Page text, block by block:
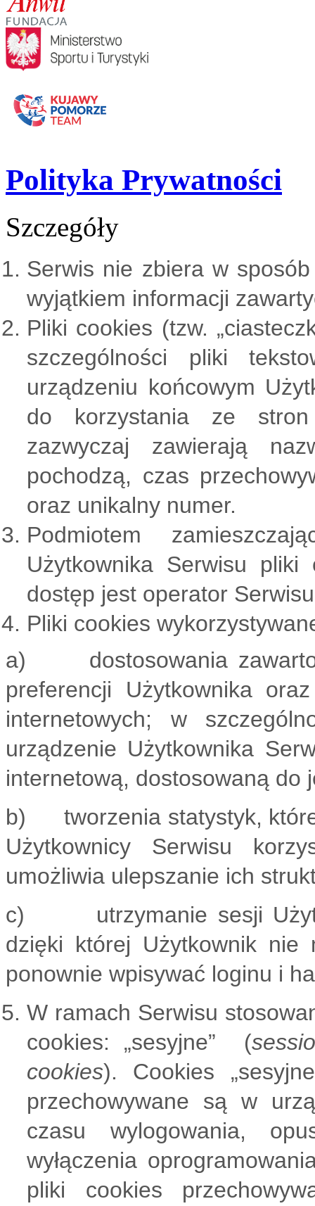
Polityka Prywatności
Szczegóły
Serwis nie zbiera w
wyjątkiem informacji
Pliki cookies (tzw.
szczególności pliki
urządzeniu końcowym
do korzystania ze stron
zazwyczaj zawierają
pochodzą, czas
oraz unikalny numer.
Podmiotem
Użytkownika Serwisu
dostęp jest operator
Pliki cookies
a) dostosowania
preferencji Użytkownika
internetowych; w
urządzenie Użytkownika
internetową, dostosowaną do
b) tworzenia statystyk, które
Użytkownicy Serwisu
umożliwia ulepszanie ich
c) utrzymanie sesji
dzięki której Użytkownik nie
ponownie wpisywać loginu i
W ramach Serwisu
cookies: „sesyjne” (
cookies). Cookies
przechowywane są w
czasu wylogowania,
wyłączenia
pliki cookies